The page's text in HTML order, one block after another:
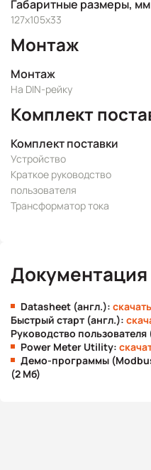
Габаритные размеры, мм
127х105х33
Монтаж
Монтаж
На DIN-рейку
Комплект
Комплект поставки
Устройство
Краткое руководство
пользователя
Трансформатор тока
Datasheet (англ.): скачать
Быстрый старт (англ.):
Руководство пользователя
Power Meter Utility:
Демо-программы
(2 Мб)